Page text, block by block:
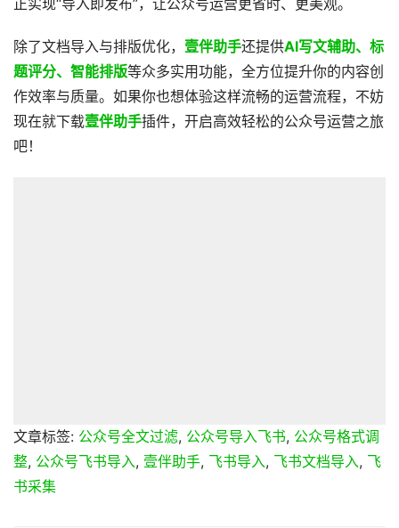
正实现“导入即发布”，让公众号运营更省时、更美观。
除了文档导入与排版优化， 壹伴助手还提供AI写文辅助、标
题评分、智能排版等众多实用功能，全方位提升你的内容创
作效率与质量。如果你也想体验这样流畅的运营流程，不妨
现在就下载壹伴助手插件，开启高效轻松的公众号运营之旅
吧！
文章标签: 公众号全文过滤, 公众号导入飞书, 公众号格式调
整, 公众号飞书导入, 壹伴助手, 飞书导入, 飞书文档导入, 飞
书采集